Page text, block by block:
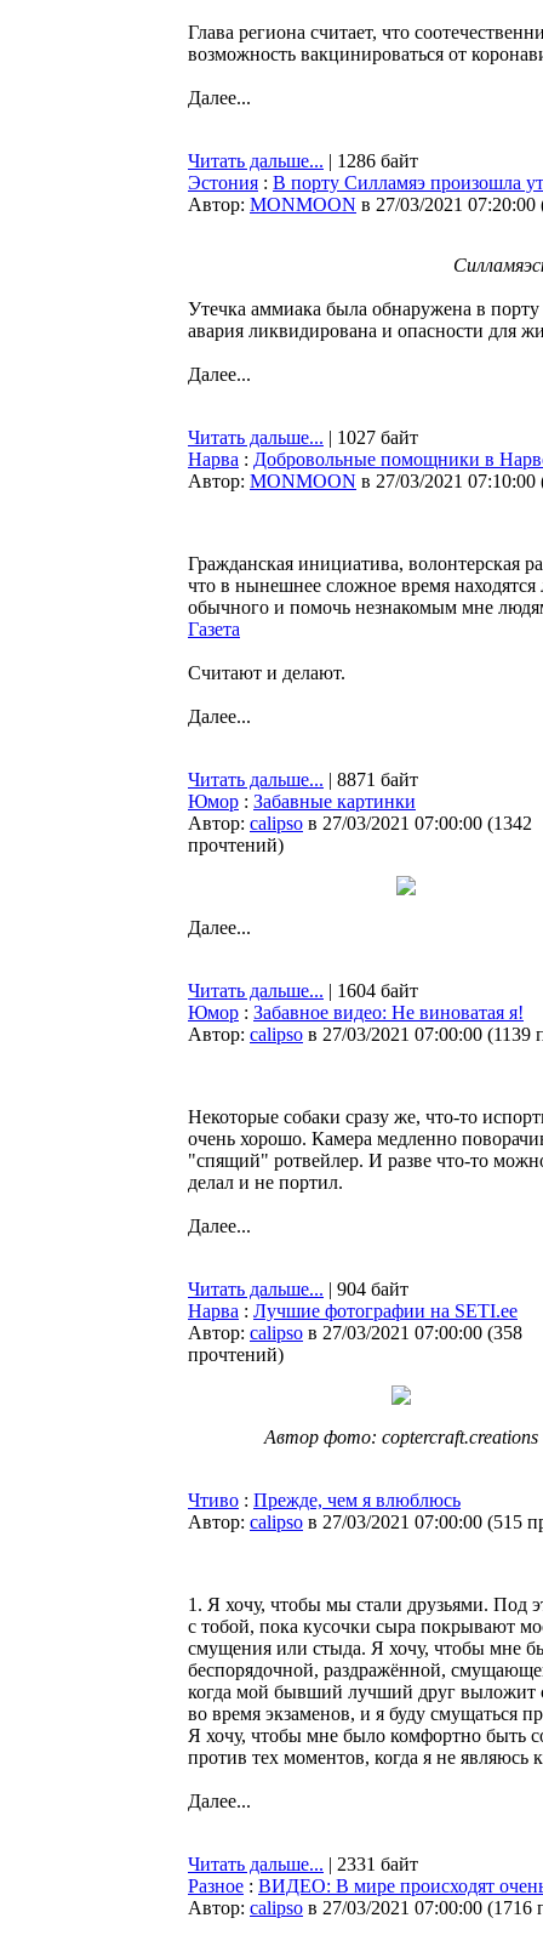
Глава региона считает, что
возможность вакцинироваться от
Далее...
Читать дальше... | 1286 байт
Эстония : В порту Силламяэ произошла
Автор: MONMOON в 27/03/2021 07:20:00
Утечка аммиака была обнаружена в
авария ликвидирована и опасности для
Далее...
Читать дальше... | 1027 байт
Нарва : Добровольные помощники в
Автор: MONMOON в 27/03/2021 07:10:00
Гражданская инициатива, волонтерская
что в нынешнее сложное время
обычного и помочь незнакомым мне
Газета
Считают и делают.
Далее...
Читать дальше... | 8871 байт
Юмор : Забавные картинки
Автор: calipso в 27/03/2021 07:00:00 (1342
прочтений)
Далее...
Читать дальше... | 1604 байт
Юмор : Забавное видео: Не виноватая я!
Автор: calipso в 27/03/2021 07:00:00 (1139
Некоторые собаки сразу же, что-то
очень хорошо. Камера медленно
"спящий" ротвейлер. И разве что-то
делал и не портил.
Далее...
Читать дальше... | 904 байт
Нарва : Лучшие фотографии на SETI.ee
Автор: calipso в 27/03/2021 07:00:00 (358
прочтений)
Автор фото: coptercraft.creations
Чтиво : Прежде, чем я влюблюсь
Автор: calipso в 27/03/2021 07:00:00 (515
1. Я хочу, чтобы мы стали друзьями.
с тобой, пока кусочки сыра покрывают
смущения или стыда. Я хочу, чтобы мне
беспорядочной, раздражённой,
когда мой бывший лучший друг выложит
во время экзаменов, и я буду смущаться
Я хочу, чтобы мне было комфортно быть
против тех моментов, когда я не
Далее...
Читать дальше... | 2331 байт
Разное : ВИДЕО: В мире происходят
Автор: calipso в 27/03/2021 07:00:00 (1716